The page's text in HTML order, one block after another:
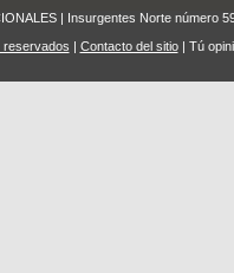
| Insurgentes Norte número
reservados
Contacto del sitio| Tú